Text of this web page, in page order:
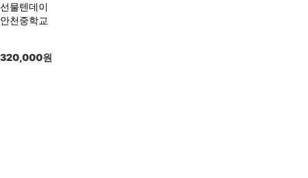
선물텐데이
안천중학교
320,000원